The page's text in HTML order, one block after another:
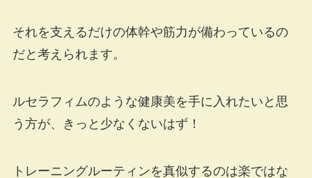
それを支えるだけの体幹や筋力が備わっているの
だと考えられます。
ルセラフィムのような健康美を手に入れたいと思
う方が、きっと少なくないはず！
トレーニングルーティンを真似するのは楽ではな